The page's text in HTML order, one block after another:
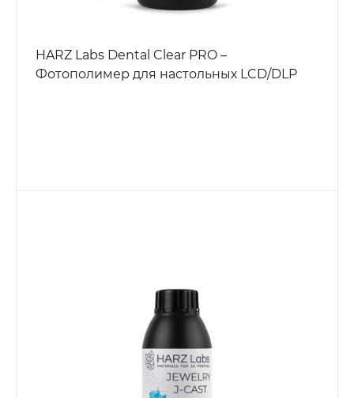
HARZ Labs Dental Clear PRO –
Фотополимер для настольных LCD/DLP